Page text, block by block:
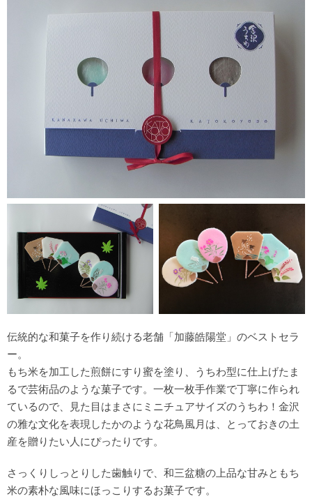
伝統的な和菓子を作り続ける老舗「加藤皓陽堂」のベストセラ
ー。
もち米を加工した煎餅にすり蜜を塗り、うちわ型に仕上げたま
るで芸術品のような菓子です。一枚一枚手作業で丁寧に作られ
ているので、見た目はまさにミニチュアサイズのうちわ！金沢
の雅な文化を表現したかのような花鳥風月は、とっておきの土
産を贈りたい人にぴったりです。
さっくりしっとりした歯触りで、和三盆糖の上品な甘みともち
米の素朴な風味にほっこりするお菓子です。